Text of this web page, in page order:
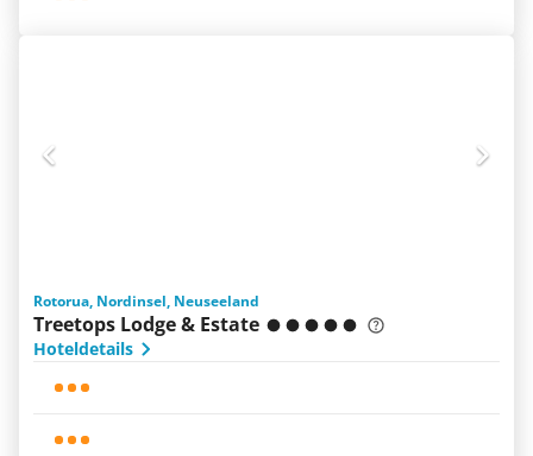
Rotorua, Nordinsel, Neuseeland
Treetops Lodge & Estate
Hoteldetails